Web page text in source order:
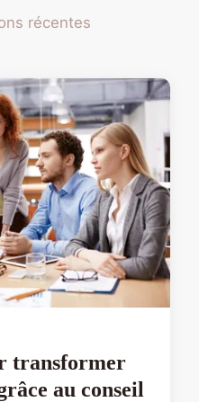
récentes
transformer
au conseil